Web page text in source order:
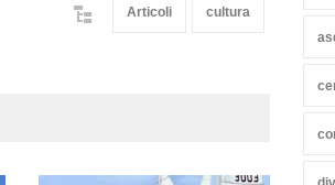
Articoli cultura